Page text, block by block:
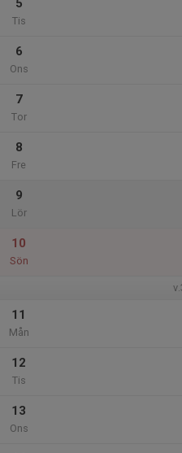
5
Tis
6
Ons
7
Tor
8
Fre
9
Lör
10
Sön
11
Mån
12
Tis
13
Ons